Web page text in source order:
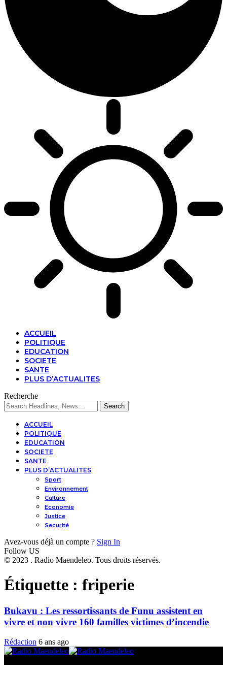
ACCUEIL
POLITIQUE
EDUCATION
SOCIETE
SANTE
PLUS D’ACTUALITES
Recherche
ACCUEIL
POLITIQUE
EDUCATION
SOCIETE
SANTE
PLUS D’ACTUALITES
Sport
Environnement
Culture
Economie
Justice
Securité
Avez-vous déjà un compte ? Sign In
Follow US
© 2023 . Radio Maendeleo. Tous droits réservés.
Étiquette : friperie
Bukavu : Les ressortissants de Funu assistent en
vivre et non vivre 160 familles victimes d’incendie
Rédaction 6 ans ago